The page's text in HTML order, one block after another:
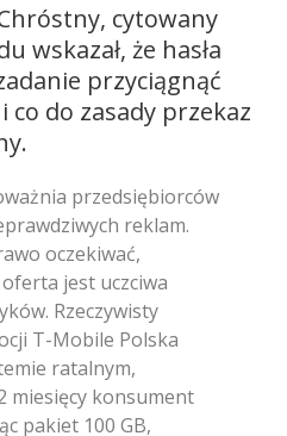
cytowany
wskazał, że hasła
przyciągnąć
do zasady przekaz
przedsiębiorców
reklam.
oczekiwać,
jest uczciwa
Rzeczywisty
T-Mobile Polska
ratalnym,
miesięcy konsument
pakiet 100 GB,